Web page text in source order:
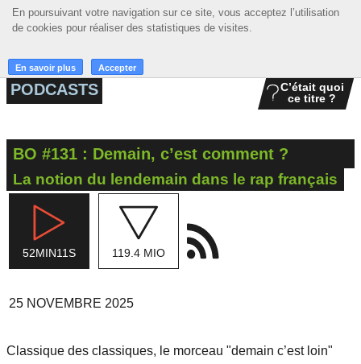
En poursuivant votre navigation sur ce site, vous acceptez l’utilisation
de cookies pour réaliser des statistiques de visites.
En savoir plus Accepter
En poursuivant votre navigation sur ce site, vous acceptez l’utilisation
de cookies pour réaliser des statistiques de visites.
En savoir plus Accepter
☰ MENU
ACCUEIL
ACTIONS
PODCASTS
C’était quoi
ce titre ?
BO #131 : Demain, c’est comment ?
La notion du lendemain dans le rap français
52MIN11S 119.4 MIO
25 NOVEMBRE 2025
Classique des classiques, le morceau "demain c’est loin"